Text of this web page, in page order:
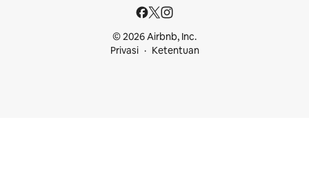
© 2026 Airbnb, Inc.
Privasi
Ketentuan